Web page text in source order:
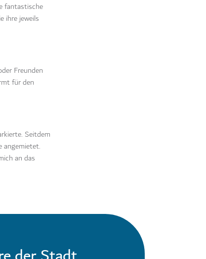
fantastische
ihre jeweils
Freunden
für den
Seitdem
angemietet.
an das